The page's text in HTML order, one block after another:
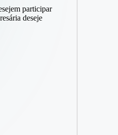
participar
deseje